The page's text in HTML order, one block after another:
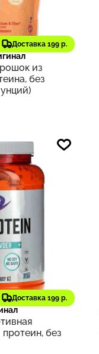
Доставка 199 р.
215
из
без
Доставка 199 р.
341
без